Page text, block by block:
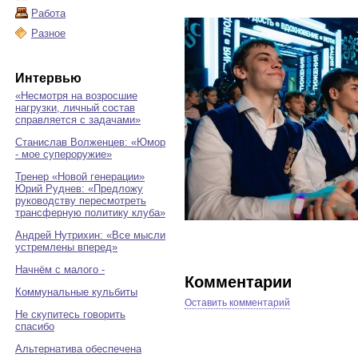
Работа
Разное
Интервью
«Несмотря на возросшие
нагрузки, личный состав
справляется с задачами»
Станислав Волженцев: «Юмор
- мое супероружие»
Тренер «Новой генерации»
Юрий Руднев: «Предложу
руководству пересмотреть
трансферную политику клуба»
Андрей Нутрихин: «Все мысли
устремлены вперед»
Начнём с малого -
Коммунальные кульбиты
Не скупитесь говорить
спасибо
Альтернатива обеспечена
Комментарии
Оставить комментарий